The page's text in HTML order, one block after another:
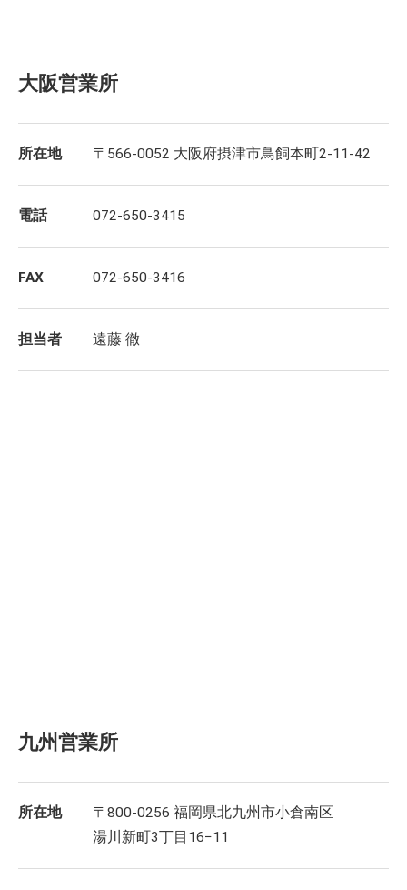
大阪営業所
所在地 〒566-0052 大阪府摂津市鳥飼本町2-11-42
電話 072-650-3415
FAX 072-650-3416
担当者 遠藤 徹
九州営業所
所在地
〒800-0256 福岡県北九州市小倉南区
湯川新町3丁目16−11